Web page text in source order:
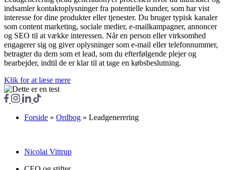
indsamler kontaktoplysninger fra potentielle kunder, som har vist
interesse for dine produkter eller tjenester. Du bruger typisk kanaler
som content marketing, sociale medier, e-mailkampagner, annoncer
og SEO til at vække interessen. Når en person eller virksomhed
engagerer sig og giver oplysninger som e-mail eller telefonnummer,
betragter du dem som et lead, som du efterfølgende plejer og
bearbejder, indtil de er klar til at tage en købsbeslutning.
Klik for at læse mere
Forside » Ordbog » Leadgenerering
Nicolai Vittrup